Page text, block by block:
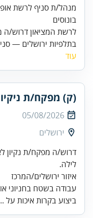
בונוסים
לרשת המציאון דרוש/ה
בתלפיות ירושלים — סניף
עוד
(ק) מפקח/ת
05/08/2026
ירושלים
דרוש/ה מפקח/ת נקיון
עבודה בשטח בחניוני
ביצוע בקרות איכות על